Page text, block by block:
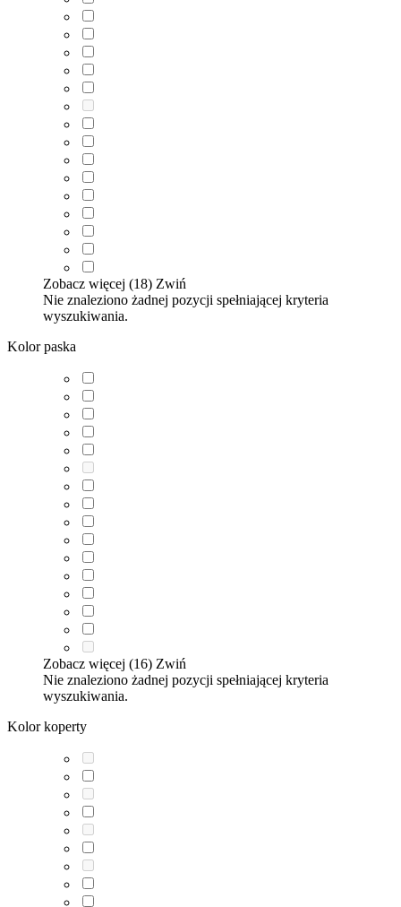
Zobacz więcej (18) Zwiń
Nie znaleziono żadnej pozycji spełniającej kryteria
wyszukiwania.
Kolor paska
Zobacz więcej (16) Zwiń
Nie znaleziono żadnej pozycji spełniającej kryteria
wyszukiwania.
Kolor koperty